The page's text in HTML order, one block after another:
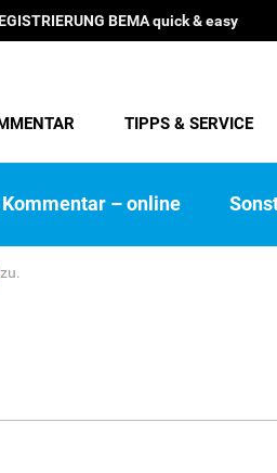
BEMA quick & easy
TIPPS & SERVICE
Kommentar – online
zu.